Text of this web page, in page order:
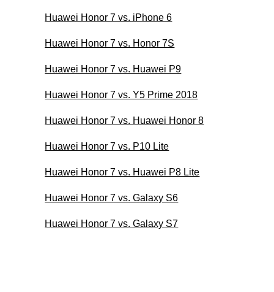
Huawei Honor 7 vs. iPhone 6
Huawei Honor 7 vs. Honor 7S
Huawei Honor 7 vs. Huawei P9
Huawei Honor 7 vs. Y5 Prime 2018
Huawei Honor 7 vs. Huawei Honor 8
Huawei Honor 7 vs. P10 Lite
Huawei Honor 7 vs. Huawei P8 Lite
Huawei Honor 7 vs. Galaxy S6
Huawei Honor 7 vs. Galaxy S7